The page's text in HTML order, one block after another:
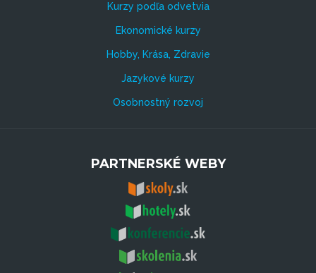
Kurzy podľa odvetvia
Ekonomické kurzy
Hobby, Krása, Zdravie
Jazykové kurzy
Osobnostný rozvoj
PARTNERSKÉ WEBY